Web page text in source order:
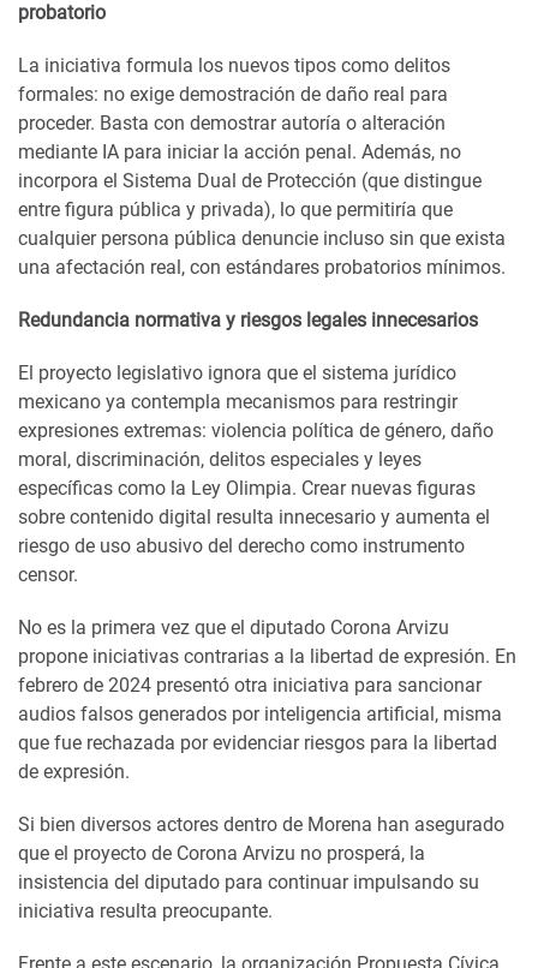
probatorio
La iniciativa formula los nuevos tipos como delitos
formales: no exige demostración de daño real para
proceder. Basta con demostrar autoría o alteración
mediante IA para iniciar la acción penal. Además, no
incorpora el Sistema Dual de Protección (que distingue
entre figura pública y privada), lo que permitiría que
cualquier persona pública denuncie incluso sin que exista
una afectación real, con estándares probatorios mínimos.
Redundancia normativa y riesgos legales innecesarios
El proyecto legislativo ignora que el sistema jurídico
mexicano ya contempla mecanismos para restringir
expresiones extremas: violencia política de género, daño
moral, discriminación, delitos especiales y leyes
específicas como la Ley Olimpia. Crear nuevas figuras
sobre contenido digital resulta innecesario y aumenta el
riesgo de uso abusivo del derecho como instrumento
censor.
No es la primera vez que el diputado Corona Arvizu
propone iniciativas contrarias a la libertad de expresión. En
febrero de 2024 presentó otra iniciativa para sancionar
audios falsos generados por inteligencia artificial, misma
que fue rechazada por evidenciar riesgos para la libertad
de expresión.
Si bien diversos actores dentro de Morena han asegurado
que el proyecto de Corona Arvizu no prosperá, la
insistencia del diputado para continuar impulsando su
iniciativa resulta preocupante.